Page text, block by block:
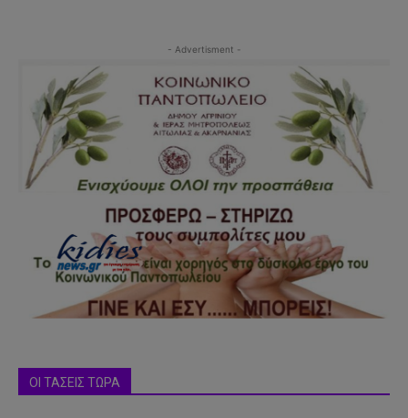
- Advertisment -
ΟΙ ΤΑΣΕΙΣ ΤΩΡΑ